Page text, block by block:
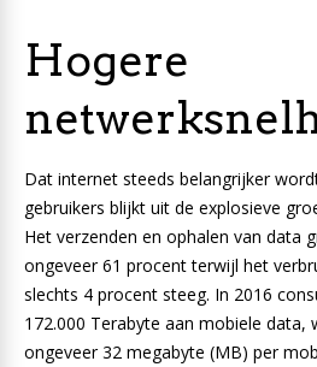
Hogere
Dat internet steeds belangrijker
gebruikers blijkt uit de explosieve
Het verzenden en ophalen van data
ongeveer 61 procent terwijl het
slechts 4 procent steeg. In 2016
172.000 Terabyte aan mobiele data,
ongeveer 32 megabyte (MB) per